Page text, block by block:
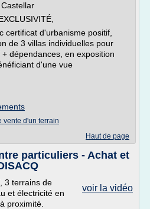
certificat d'urbanisme positif,
de 3 villas individuelles pour
dépendances, en exposition
d'une vue
vente d'un terrain
Haut de page
particuliers - Achat et
voir la vidéo
3 terrains de
et électricité en
proximité.